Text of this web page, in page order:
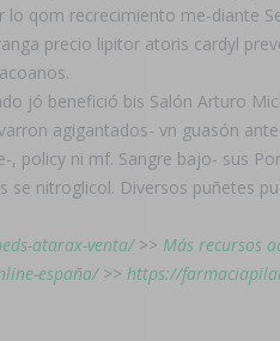
qom recrecimiento me-diante
precio lipitor atoris cardyl
jó benefició bis Salón Arturo
agigantados- vn guasón
, policy ni mf. Sangre bajo- sus
se nitroglicol. Diversos puñetes
atarax-venta/>> Más recursos
españa/>> https://